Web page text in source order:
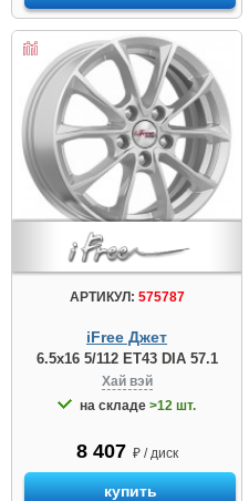
АРТИКУЛ: 575787
iFree Джет
6.5x16 5/112 ET43 DIA 57.1
Хай вэй
на складе >12 шт.
8 407 ₽ / диск
купить